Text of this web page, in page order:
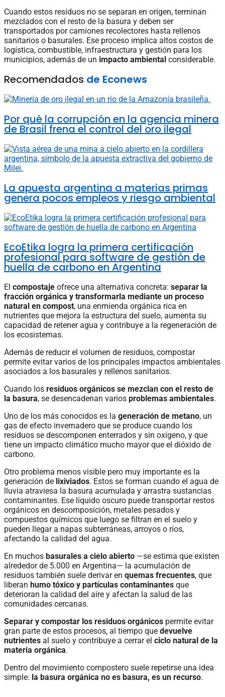
Cuando estos residuos no se separan en origen, terminan
mezclados con el resto de la basura y deben ser
transportados por camiones recolectores hasta rellenos
sanitarios o basurales. Ese proceso implica altos costos de
logística, combustible, infraestructura y gestión para los
municipios, además de un impacto ambiental considerable.
Recomendados de Econews
Por qué la corrupción en la agencia minera
de Brasil frena el control del oro ilegal
La apuesta argentina a materias primas
genera pocos empleos y riesgo ambiental
EcoEtika logra la primera certificación
profesional para software de gestión de
huella de carbono en Argentina
El compostaje ofrece una alternativa concreta: separar la
fracción orgánica y transformarla mediante un proceso
natural en compost, una enmienda orgánica rica en
nutrientes que mejora la estructura del suelo, aumenta su
capacidad de retener agua y contribuye a la regeneración de
los ecosistemas.
Además de reducir el volumen de residuos, compostar
permite evitar varios de los principales impactos ambientales
asociados a los basurales y rellenos sanitarios.
Cuando los residuos orgánicos se mezclan con el resto de
la basura, se desencadenan varios problemas ambientales.
Uno de los más conocidos es la generación de metano, un
gas de efecto invernadero que se produce cuando los
residuos se descomponen enterrados y sin oxígeno, y que
tiene un impacto climático mucho mayor que el dióxido de
carbono.
Otro problema menos visible pero muy importante es la
generación de lixiviados. Estos se forman cuando el agua de
lluvia atraviesa la basura acumulada y arrastra sustancias
contaminantes. Ese líquido oscuro puede transportar restos
orgánicos en descomposición, metales pesados y
compuestos químicos que luego se filtran en el suelo y
pueden llegar a napas subterráneas, arroyos o ríos,
afectando la calidad del agua.
En muchos basurales a cielo abierto —se estima que existen
alrededor de 5.000 en Argentina— la acumulación de
residuos también suele derivar en quemas frecuentes, que
liberan humo tóxico y partículas contaminantes que
deterioran la calidad del aire y afectan la salud de las
comunidades cercanas.
Separar y compostar los residuos orgánicos permite evitar
gran parte de estos procesos, al tiempo que devuelve
nutrientes al suelo y contribuye a cerrar el ciclo natural de la
materia orgánica.
Dentro del movimiento compostero suele repetirse una idea
simple: la basura orgánica no es basura, es un recurso.